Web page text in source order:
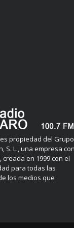
propiedad del Grupo
S. L., una empresa
en 1999 con el
para todas las
los medios que